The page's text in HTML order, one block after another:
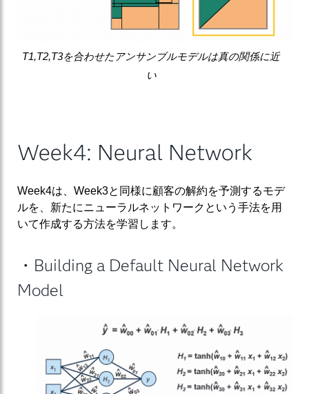
T1,T2,T3を合わせたアンサンブルモデルは真の関係に近
い
Week4: Neural Network
Week4は、Week3と同様に顧客の解約を予測するモデ
ルを、新たにニューラルネットワークという手法を用
いて作成する方法を学習します。
・Building a Default Neural Network
Model